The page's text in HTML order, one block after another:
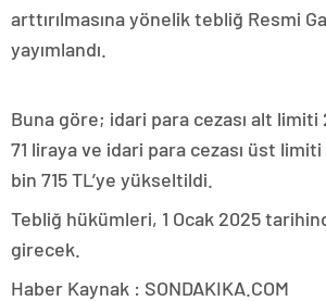
arttırılmasına yönelik tebliğ Resmi
yayımlandı.
Buna göre; idari para cezası alt limiti
71 liraya ve idari para cezası üst
bin 715 TL’ye yükseltildi.
Tebliğ hükümleri, 1 Ocak 2025
girecek.
Haber Kaynak : SONDAKIKA.COM